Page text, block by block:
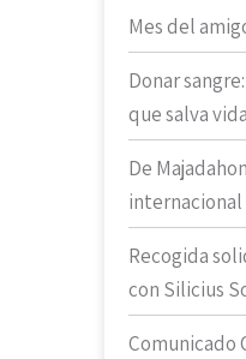
Mes del
Donar
que salva
De
internacional
Recogida
con Silicius
Comunicado